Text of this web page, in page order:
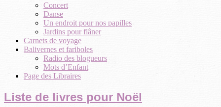
Concert
Danse
Un endroit pour nos papilles
Jardins pour flâner
Carnets de voyage
Balivernes et fariboles
Radio des blogueurs
Mots d’Enfant
Page des Libraires
Liste de livres pour Noël